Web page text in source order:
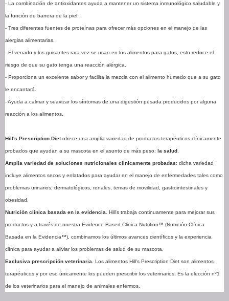
- La combinación de antioxidantes ayuda a mantener un sistema inmunológico saludable y
la función de barrera de la piel.
- Tres diferentes fuentes de proteínas para ofrecer más opciones en el manejo de las
alergias alimentarias.
- El venado y los guisantes rara vez se usan en los alimentos para gatos, esto reduce el
riesgo de que su gato tenga una reacción alérgica.
- Proporciona un excelente sabor y facilita la mezcla con el alimento húmedo que a su gato
le encantará.
- Ayuda a calmar y suavizar los síntomas de una digestión pesada producidos por alguna
reacción a los alimentos.
Hill's Prescription Dietofrece una amplia variedad de productos terapéuticos clínicamente
probados que ayudan a su mascota en el asunto de más peso: la salud .
Amplia variedad de soluciones nutricionales clínicamente probadas: dicha variedad
incluye alimentos secos y enlatados para ayudar en el manejo de enfermedades tales como
problemas urinarios, dermatológicos, renales, temas de movilidad, gastrointestinales y
obesidad.
Nutrición clínica basada en la evidencia. Hill's trabaja continuamente para mejorar sus
productos y a través de nuestra Evidence-Based Clinica Nutrition™ (Nutrición Clínica
Basada en la Evidencia™), combinamos los últimos avances científicos y la experiencia
clínica para ayudar a aliviar los problemas de salud de su mascota.
Exclusiva prescripción veterinaria. Los alimentos Hill's Prescription Diet son alimentos
terapéuticos y por eso únicamente los pueden prescribir los veterinarios. Es la elección nº1
de los veterinarios para el manejo de animales enfermos.